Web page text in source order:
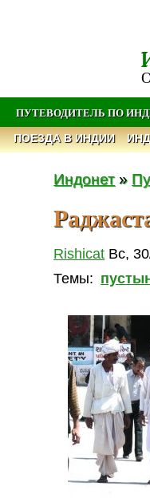
ПУТЕВОДИТЕЛЬ ПО
ПОЕЗДА В ИНДИИ
Индонет»
Rishicat Вс,
Темы: